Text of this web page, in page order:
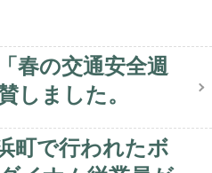
春の交通安全週
しました。
町で行われたボ